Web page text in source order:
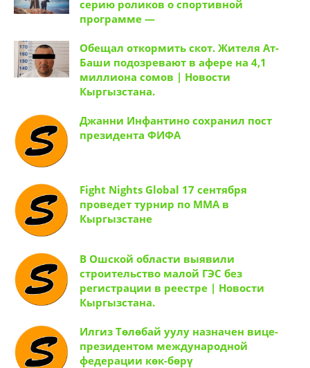
серию роликов о спортивной
программе —
Обещал откормить скот. Жителя Ат-
Баши подозревают в афере на 4,1
миллиона сомов | Новости
Кыргызстана.
Джанни Инфантино сохранил пост
президента ФИФА
Fight Nights Global 17 сентября
проведет турнир по ММА в
Кыргызстане
В Ошской области выявили
строительство малой ГЭС без
регистрации в реестре | Новости
Кыргызстана.
Илгиз Төлөбай уулу назначен вице-
президентом международной
федерации көк-бөрү